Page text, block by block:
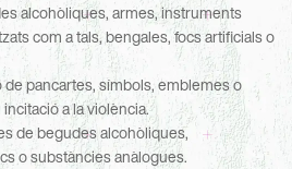
alcohòliques, armes, instruments
com a tals, bengales, focs artificials o
pancartes, símbols, emblemes o
a la violència.
de begudes alcohòliques,
o substàncies anàlogues.